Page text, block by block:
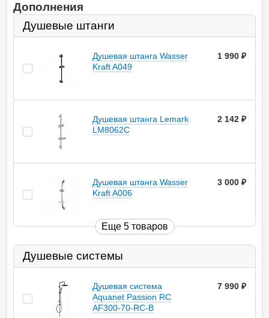
Дополнения
Душевые штанги
Душевая штанга Wasser
Kraft A049
1 990
Душевая штанга Lemark
LM8062C
2 142
Душевая штанга Wasser
Kraft A006
3 000
Еще 5 товаров
Душевые системы
Душевая система
Aquanet Passion RC
AF300-70-RC-B
7 990